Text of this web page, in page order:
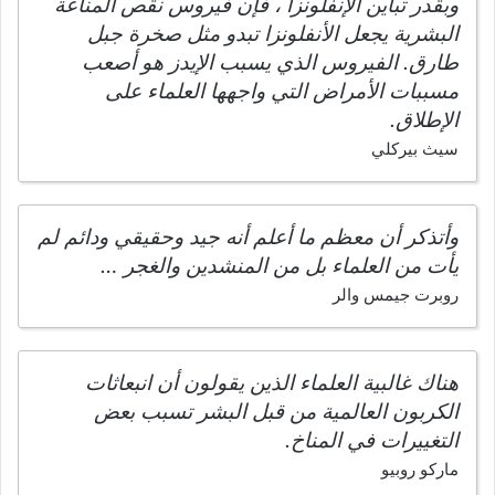
وبقدر تباين الإنفلونزا ، فإن فيروس نقص المناعة
البشرية يجعل الأنفلونزا تبدو مثل صخرة جبل
طارق. الفيروس الذي يسبب الإيدز هو أصعب
مسببات الأمراض التي واجهها العلماء على
الإطلاق.
سيث بيركلي
وأتذكر أن معظم ما أعلم أنه جيد وحقيقي ودائم لم
يأت من العلماء بل من المنشدين والغجر …
روبرت جيمس والر
هناك غالبية العلماء الذين يقولون أن انبعاثات
الكربون العالمية من قبل البشر تسبب بعض
التغييرات في المناخ.
ماركو روبيو